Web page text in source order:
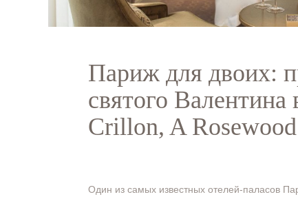
Париж для двоих:
святого Валентина
Crillon, A
Один из самых известных отелей-паласов